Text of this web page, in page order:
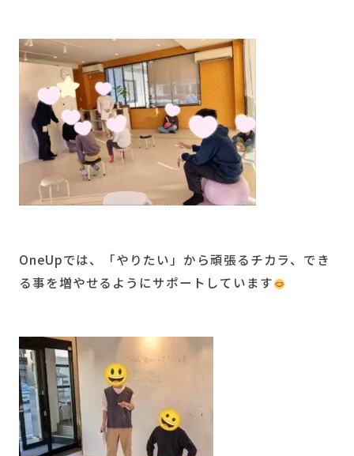
OneUpでは、「やりたい」から頑張るチカラ、でき
る事を増やせるようにサポートしています